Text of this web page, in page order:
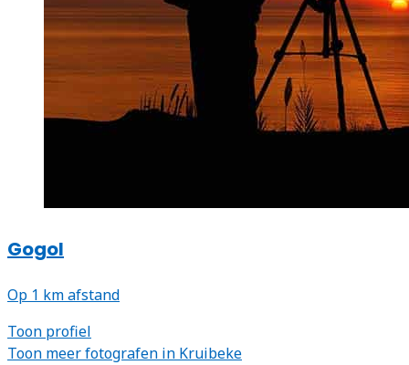
Gogol
Op 1 km afstand
Toon profiel
Toon meer fotografen in Kruibeke